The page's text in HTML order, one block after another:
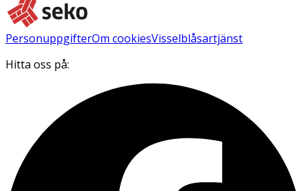
PersonuppgifterOm cookiesVisselblåsartjänst
Hitta oss på: